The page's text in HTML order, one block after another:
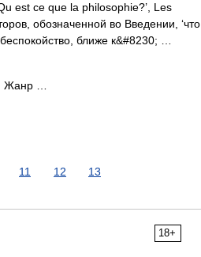
ce que la philosophie?’, Les
обозначенной во Введении, ‘что
ближе к&#8230; …
Жанр …
11 12 13
18+